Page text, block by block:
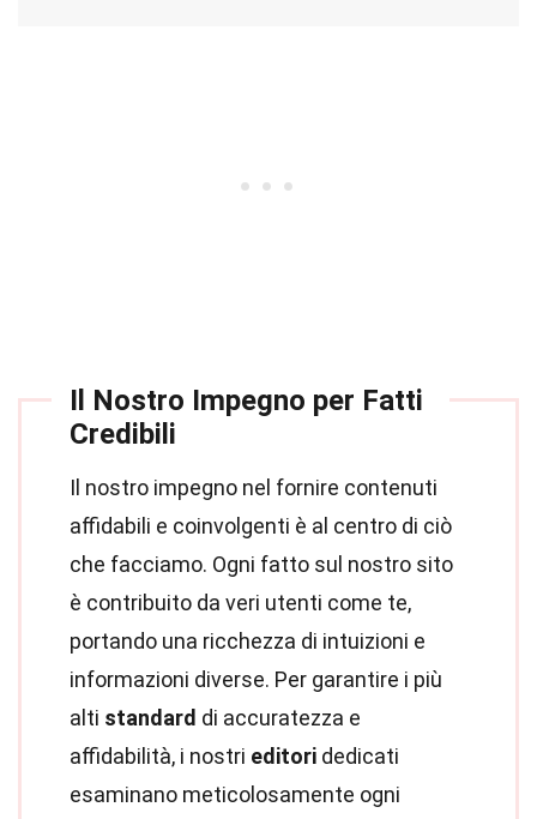
Il Nostro Impegno per Fatti
Credibili
Il nostro impegno nel fornire contenuti
affidabili e coinvolgenti è al centro di ciò
che facciamo. Ogni fatto sul nostro sito
è contribuito da veri utenti come te,
portando una ricchezza di intuizioni e
informazioni diverse. Per garantire i più
alti standard di accuratezza e
affidabilità, i nostri editori dedicati
esaminano meticolosamente ogni